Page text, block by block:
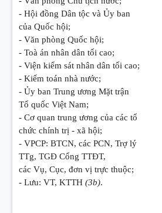
- Hội đồng Dân tộc và Ủy ban
của Quốc hội;
- Văn phòng Quốc hội;
- Toà án nhân dân tối cao;
- Viện kiểm sát nhân dân tối cao;
- Kiểm toán nhà nước;
- Ủy ban Trung ương Mặt trận
Tổ quốc Việt Nam;
- Cơ quan trung ương của các tổ
chức chính trị - xã hội;
- VPCP: BTCN, các PCN, Trợ lý
TTg, TGĐ Cổng TTĐT,
các Vụ, Cục, đơn vị trực thuộc;
- Lưu: VT, KTTH (3b).